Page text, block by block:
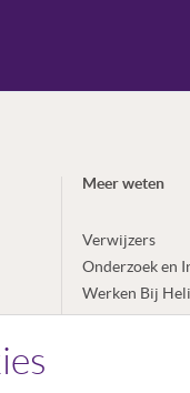
Meer weten
Verwijzers
Onderzoek en
Werken Bij
Over